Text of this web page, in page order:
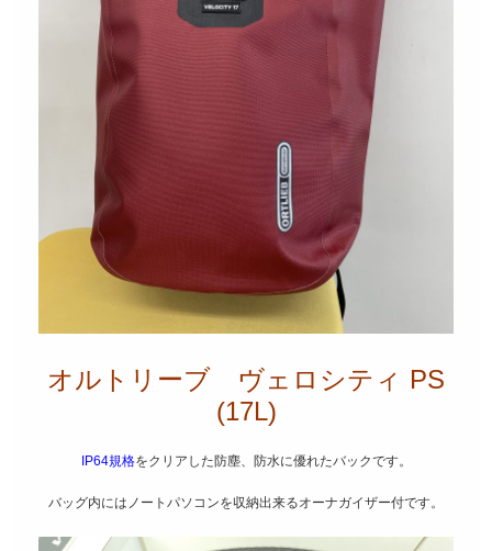
オルトリーブ ヴェロシティ PS
(17L)
IP64規格をクリアした防塵、防水に優れたバックです。
バッグ内にはノートパソコンを収納出来るオーナガイザー付です。